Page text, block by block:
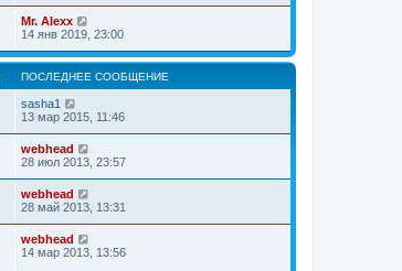
Mr. Alexx
14 янв 2019, 23:00
ПОСЛЕДНЕЕ СООБЩЕНИЕ
sasha1
13 мар 2015, 11:46
webhead
28 июл 2013, 23:57
webhead
28 май 2013, 13:31
webhead
14 мар 2013, 13:56